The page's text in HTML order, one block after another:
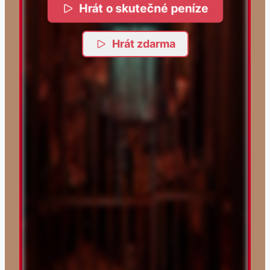
Hrát o skutečné peníze
Hrát zdarma